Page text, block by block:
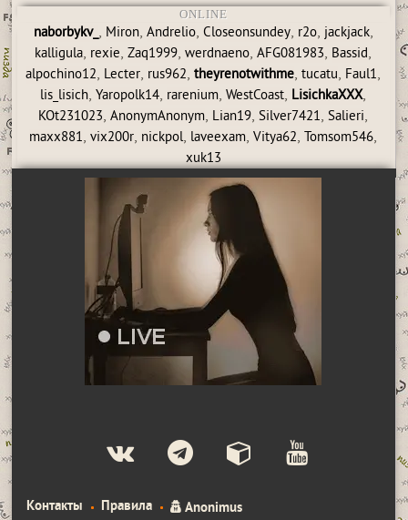
ONLINE
naborbykv_, Miron, Andrelio, Closeonsundey, r2o, jackjack,
kalligula, rexie,Zaq1999,werdnaeno,AFG081983, Bassid,
alpochino12, Lecter, rus962,theyrenotwithme,tucatu, Faul1,
lis_lisich,Yaropolk14, rarenium,WestCoast, LisichkaXXX,
KOt231023,AnonymAnonym, Lian19,Silver7421,Salieri,
maxx881,vix200r, nickpol, laveexam,Vitya62,Tomsom546,
xuk13
Контакты Правила Anonimus